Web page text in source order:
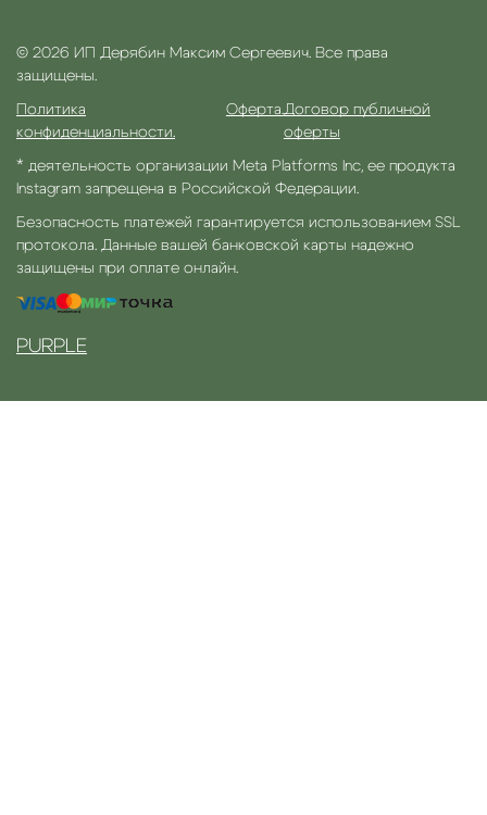
© 2026 ИП Дерябин Максим Сергеевич. Все права
защищены.
Политика
конфиденциальности.
Оферта.Договор публичной
оферты
* деятельность организации Meta Platforms Inc, ее продукта
Instagram запрещена в Российской Федерации.
Безопасность платежей гарантируется использованием SSL
протокола. Данные вашей банковской карты надежно
защищены при оплате онлайн.
PURPLE